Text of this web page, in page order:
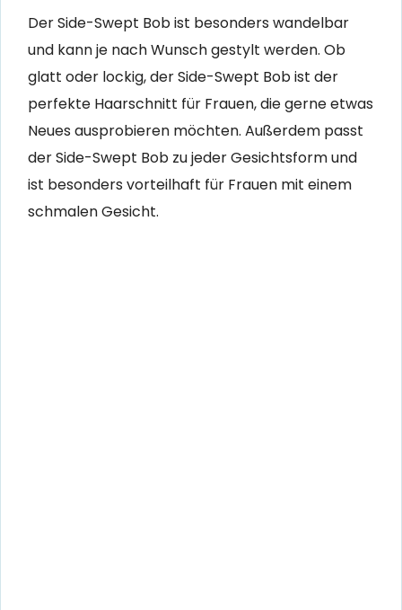
Der Side-Swept Bob ist besonders wandelbar
und kann je nach Wunsch gestylt werden. Ob
glatt oder lockig, der Side-Swept Bob ist der
perfekte Haarschnitt für Frauen, die gerne etwas
Neues ausprobieren möchten. Außerdem passt
der Side-Swept Bob zu jeder Gesichtsform und
ist besonders vorteilhaft für Frauen mit einem
schmalen Gesicht.